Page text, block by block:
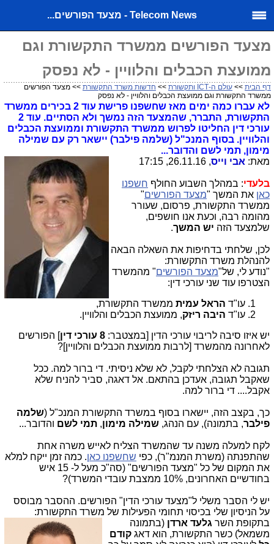
Telecom News - מצעד הפורשים...
מצעד הפורשים ממשרד התקשורת וגם
ממועצת הכבלים והלוויין - לא נפסק
דף הבית >> עולם ה-ICT ותקשורת >> חדשות משרד התקשורת >> מצעד הפורשים
ממשרד התקשורת וגם ממועצת הכבלים והלוויין - לא נפסק
לא עברו כמה ימים מאז שחשפנו פרישת עוד 2 בכירים ממשרד
התקשורת, התברר, שהמצעד הזה נמשך ולא הסתיים. עוד 2
עורכי דין החליטו לפרוש ממשרד התקשורת וממועצת הכבלים
והלוויין. בסוף המנכ"ל (שלמה פילבר) יישאר רק עם שמילה
מימון, תמי לשם והדובר...
מאת: אבי וייס, 26.11.16, 17:15
בלעדי: במהלך השבוע החולף חשפנו
כאן את המשך "מצעד הפורשים"
ממשרד התקשורת, פרסום, שעורר
מהומה רבה, וכעת אנו חושפים,
שלמצעד הזה יש המשך.
לכן, שלחתי בדחיפות את השאלה הבאה
להנהלת משרד התקשורת:
"נודע לי, של"מצעד הפורשים" מהמשרד
הצטרפו עוד שני עורכי דין:
עו"ד הראל עמית ממשרד התקשורת,
עו"ד היבה ריזק, ממועצת הכבלים והלוויין.
יש איזו סיבה לריבוי עורכי הדין [במצטבר: 8 עורכי דין
] הפורשים
לאחרונה מהמשרד [לרבות ממועצת הכבלים והלוויין]?
תגובה לא הצלחתי לקבל, לא שלא ניסיתי. די ברור למה. ככל
שאקבל תגובה, אעדכן בהתאם. אל דאגה, סביר להניח שלא
אקבל.... די ברור למה.
כך, בקצב הזה, יישארו בסוף במשרד התקשורת המנכ"ל (שלמה
פילבר, בתמונה), עם הנהג, שמילה מימון, תמי לשם והדובר...
לקח למעלה משנה עד שהמשרד הצליח לאייש משרה אחת
שהתפנתה (משרת המנמ"ר), כפי שחשפנו כאן. כמה זמן ייקח למלא
את המקום של כל "מצעד הפורשים" (סה"כ מעל ל- 15 איש
בחודשיים האחרונים, 10% ממצבת עובדי המשרד)?
יש לי הסבר משלי ל"מצעד עורכי הדין" הפורשים. ההסבר מבוסס
על הניסיון שלי בכיסוי תחומי הפעילות של משרד התקשורת:
בתקופת השר גלעד ארדן (בתמונה
משמאל) כשר התקשורת, הוא דאג קודם